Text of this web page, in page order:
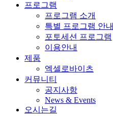
프로그램
프로그램 소개
특별 프로그램 안내
포토세션 프로그램
이용안내
제품
엑셀로바이츠
커뮤니티
공지사항
News & Events
오시는길